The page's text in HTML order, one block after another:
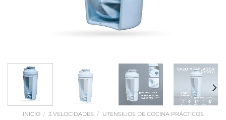
INICIO / 3 VELOCIDADES / UTENSILIOS DE COCINA PRÁCTICOS